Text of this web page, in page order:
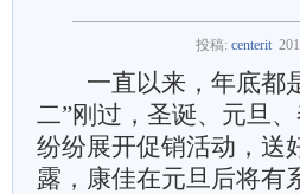
投稿: centerit
一直以来，年底都是
二”刚过，圣诞、元旦
纷纷展开促销活动，送
露，康佳在元旦后将有